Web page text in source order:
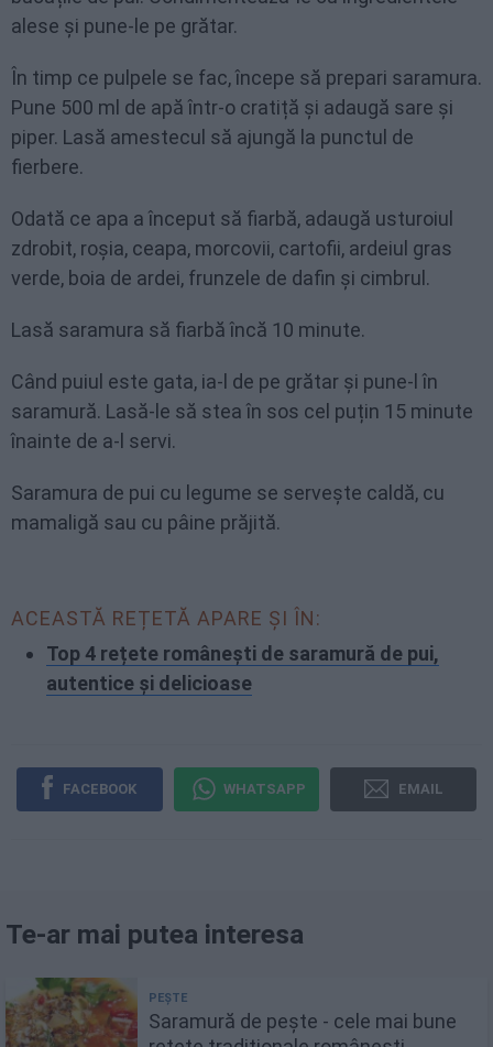
alese și pune-le pe grătar.
În timp ce pulpele se fac, începe să prepari saramura.
Pune 500 ml de apă într-o cratiță și adaugă sare și
piper. Lasă amestecul să ajungă la punctul de
fierbere.
Odată ce apa a început să fiarbă, adaugă usturoiul
zdrobit, roșia, ceapa, morcovii, cartofii, ardeiul gras
verde, boia de ardei, frunzele de dafin și cimbrul.
Lasă saramura să fiarbă încă 10 minute.
Când puiul este gata, ia-l de pe grătar și pune-l în
saramură. Lasă-le să stea în sos cel puțin 15 minute
înainte de a-l servi.
Saramura de pui cu legume se servește caldă, cu
mamaligă sau cu pâine prăjită.
ACEASTĂ REȚETĂ APARE ȘI ÎN:
Top 4 rețete românești de saramură de pui,
autentice și delicioase
FACEBOOK WHATSAPP EMAIL
Te-ar mai putea interesa
Saramură de pește - cele mai bune